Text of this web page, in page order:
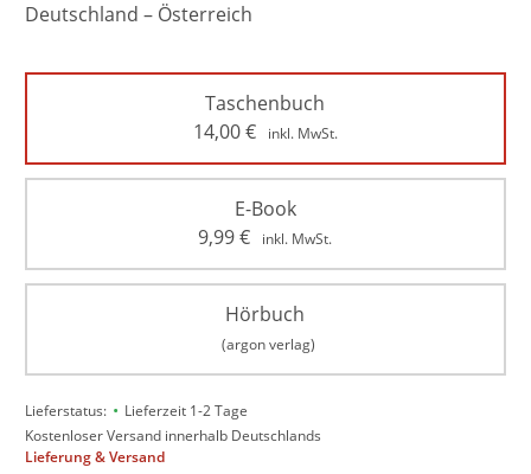
Deutschland – Österreich
Taschenbuch
14,00€ inkl. MwSt.
E-Book
9,99€ inkl. MwSt.
Hörbuch
(argon verlag)
Lieferstatus: • Lieferzeit 1-2 Tage
Kostenloser Versand innerhalb Deutschlands
Lieferung & Versand